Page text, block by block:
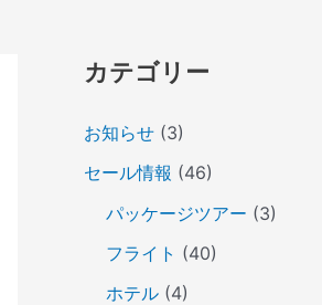
カテゴリー
お知らせ (3)
セール情報 (46)
パッケージツアー (3)
フライト (40)
ホテル (4)